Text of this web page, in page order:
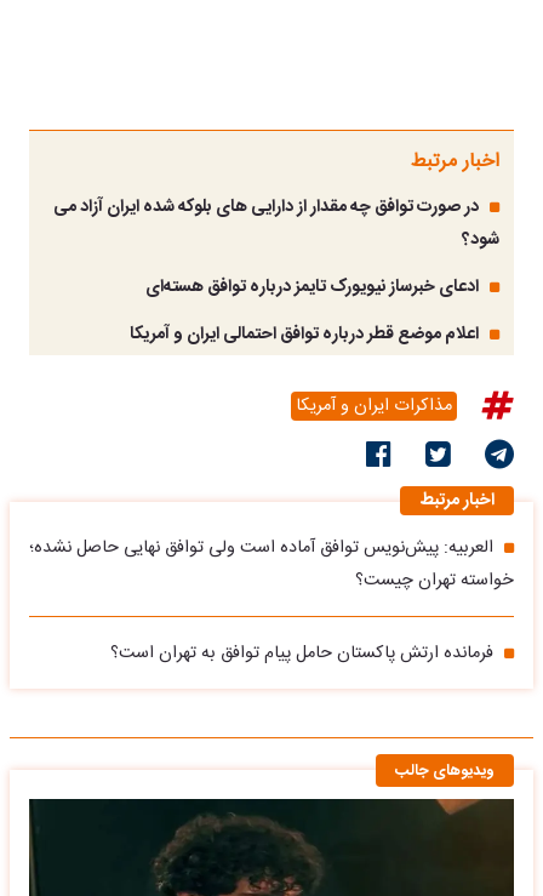
اخبار مرتبط
در صورت توافق چه مقدار از دارایی های بلوکه شده ایران آزاد می
شود؟
ادعای خبرساز نیویورک تایمز درباره توافق هسته‌ای
اعلام موضع قطر درباره توافق احتمالی ایران و آمریکا
مذاکرات ایران و آمریکا
اخبار مرتبط
العربیه: پیش‌نویس توافق آماده است ولی توافق نهایی حاصل نشده؛
خواسته تهران چیست؟
فرمانده ارتش پاکستان حامل پیام توافق به تهران است؟
ویدیوهای جالب